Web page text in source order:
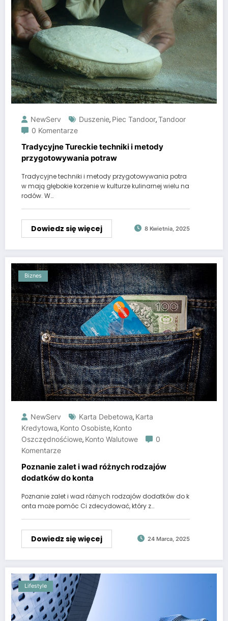
NewServ Duszenie, Piec Tandoor,Tandoor
0 Komentarze
Tradycyjne Tureckie techniki i metody
przygotowywania potraw
Tradycyjne techniki i metody przygotowywania potra
w mają głębokie korzenie w kulturze kulinarnej wielu na
rodów. W…
Dowiedz się więcej 8 Kwietnia, 2025
Biznes
NewServ Karta Debetowa, Karta
Kredytowa, Konto Osobiste, Konto
Oszczędnośćiowe, Konto Walutowe
0
Komentarze
Poznanie zalet i wad różnych rodzajów
dodatków do konta
Poznanie zalet i wad różnych rodzajów dodatków do k
onta może pomóc Ci zdecydować, który z…
Dowiedz się więcej 24 Marca, 2025
Lifestyle